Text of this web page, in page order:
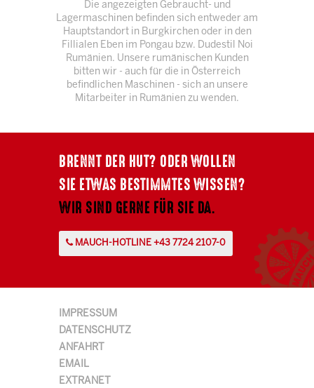
Die angezeigten Gebraucht- und
Lagermaschinen befinden sich entweder am
Hauptstandort in Burgkirchen oder in den
Fillialen Eben im Pongau bzw. Dudestil Noi
Rumänien. Unsere rumänischen Kunden
bitten wir - auch für die in Österreich
befindlichen Maschinen - sich an unsere
Mitarbeiter in Rumänien zu wenden.
BRENNT DER HUT? ODER WOLLEN
SIE ETWAS BESTIMMTES WISSEN?
WIR SIND GERNE FÜR SIE DA.
MAUCH-HOTLINE +43 7724 2107-0
IMPRESSUM
DATENSCHUTZ
ANFAHRT
EMAIL
EXTRANET